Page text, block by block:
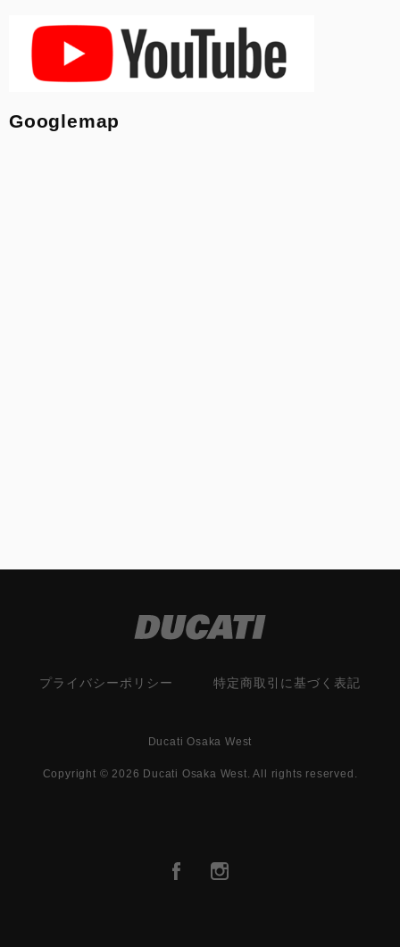
Googlemap
プライバシーポリシー 特定商取引に基づく表記
Ducati Osaka West
Copyright © 2026 Ducati Osaka West. All rights reserved.